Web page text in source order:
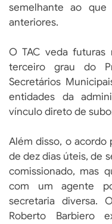
semelhante ao
anteriores.
O TAC veda futuras
terceiro grau do
Secretários
entidades da
vínculo direto de
Além disso, o acordo
de dez dias úteis, de
comissionado, mas
com um agente
secretaria diversa.
Roberto Barbiero